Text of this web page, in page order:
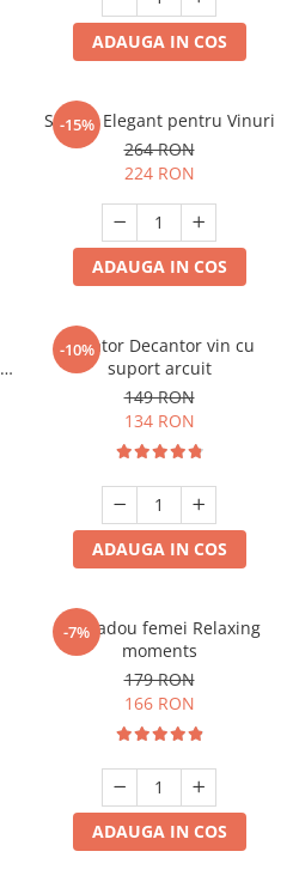
ADAUGA IN COS
-15%
Suport Elegant pentru Vinuri
264 RON
224 RON
ADAUGA IN COS
-10%
Aerator Decantor vin cu
suport arcuit
149 RON
134 RON
ADAUGA IN COS
-7%
Set cadou femei Relaxing
moments
179 RON
166 RON
ADAUGA IN COS